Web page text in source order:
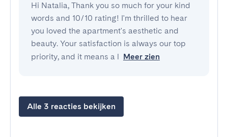
Hi Natalia, Thank you so much for your kind
words and 10/10 rating! I'm thrilled to hear
you loved the apartment's aesthetic and
beauty. Your satisfaction is always our top
priority, and it means a l Meer zien
Alle 3 reacties bekijken